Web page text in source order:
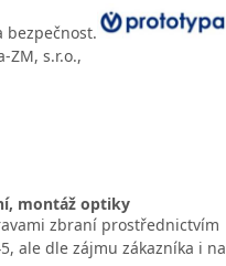
bezpečnost.
ZM, s.r.o.,
montáž optiky
zbraní prostřednictvím
ale dle zájmu zákazníka i na